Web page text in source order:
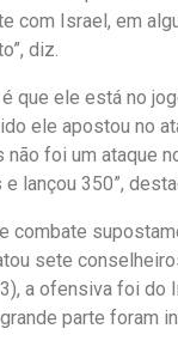
com Israel, em
diz.
que ele está no
ele apostou no
não foi um ataque
lançou 350”,
combate
sete
a ofensiva foi do
parte foram